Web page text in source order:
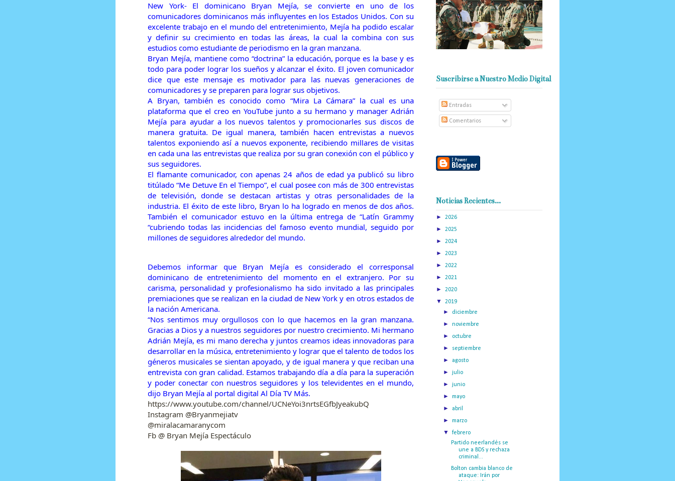
New York- El dominicano Bryan Mejía, se convierte en uno de los
comunicadores dominicanos más influyentes en los Estados Unidos. Con su
excelente trabajo en el mundo del entretenimiento, Mejía ha podido escalar
y definir su crecimiento en todas las áreas, la cual la combina con sus
estudios como estudiante de periodismo en la gran manzana.
Bryan Mejía, mantiene como “doctrina” la educación, porque es la base y es
todo para poder lograr los sueños y alcanzar el éxito. El joven comunicador
dice que este mensaje es motivador para las nuevas generaciones de
comunicadores y se preparen para lograr sus objetivos.
A Bryan, también es conocido como “Mira La Cámara” la cual es una
plataforma que el creo en YouTube junto a su hermano y manager Adrián
Mejía para ayudar a los nuevos talentos y promocionarles sus discos de
manera gratuita. De igual manera, también hacen entrevistas a nuevos
talentos exponiendo así a nuevos exponente, recibiendo millares de visitas
en cada una las entrevistas que realiza por su gran conexión con el público y
sus seguidores.
El flamante comunicador, con apenas 24 años de edad ya publicó su libro
titúlado “Me Detuve En el Tiempo”, el cual posee con más de 300 entrevistas
de televisión, donde se destacan artistas y otras personalidades de la
industria. El éxito de este libro, Bryan lo ha logrado en menos de dos años.
También el comunicador estuvo en la última entrega de “Latín Grammy
“cubriendo todas las incidencias del famoso evento mundial, seguido por
millones de seguidores alrededor del mundo.
Debemos informar que Bryan Mejía es considerado el corresponsal
dominicano de entretenimiento del momento en el extranjero. Por su
carisma, personalidad y profesionalismo ha sido invitado a las principales
premiaciones que se realizan en la ciudad de New York y en otros estados de
la nación Americana.
“Nos sentimos muy orgullosos con lo que hacemos en la gran manzana.
Gracias a Dios y a nuestros seguidores por nuestro crecimiento. Mi hermano
Adrián Mejía, es mi mano derecha y juntos creamos ideas innovadoras para
desarrollar en la música, entretenimiento y lograr que el talento de todos los
géneros musicales se sientan apoyado, y de igual manera y que reciban una
entrevista con gran calidad. Estamos trabajando día a día para la superación
y poder conectar con nuestros seguidores y los televidentes en el mundo,
dijo Bryan Mejía al portal digital Al Día TV Más.
https://www.youtube.com/channel/UCNeYoi3nrtsEGfbJyeakubQ
Instagram @Bryanmejiatv
@miralacamaranycom
Fb @ Bryan Mejía Espectáculo
Suscribirse a Nuestro Medio Digital
Entradas
Comentarios
Noticias Recientes...
► 2026
► 2025
► 2024
► 2023
► 2022
► 2021
► 2020
▼ 2019
► diciembre
►noviembre
► octubre
► septiembre
► agosto
►julio
►junio
►mayo
► abril
►marzo
▼febrero
Partido neerlandés se
une a BDS y rechaza
criminal...
Bolton cambia blanco de
ataque: Irán por